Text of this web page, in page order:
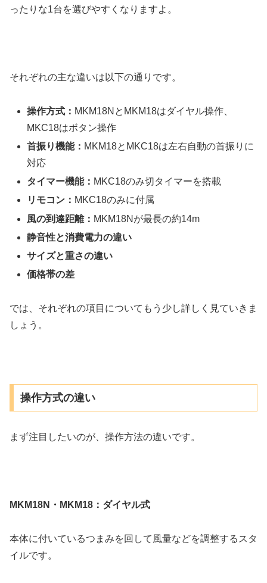
ったりな1台を選びやすくなりますよ。
それぞれの主な違いは以下の通りです。
操作方式： MKM18NとMKM18はダイヤル操作、
MKC18はボタン操作
首振り機能： MKM18とMKC18は左右自動の首振りに
対応
タイマー機能： MKC18のみ切タイマーを搭載
リモコン： MKC18のみに付属
風の到達距離： MKM18Nが最長の約14m
静音性と消費電力の違い
サイズと重さの違い
価格帯の差
では、それぞれの項目についてもう少し詳しく見ていきま
しょう。
操作方式の違い
まず注目したいのが、操作方法の違いです。
MKM18N・MKM18：ダイヤル式
本体に付いているつまみを回して風量などを調整するスタ
イルです。